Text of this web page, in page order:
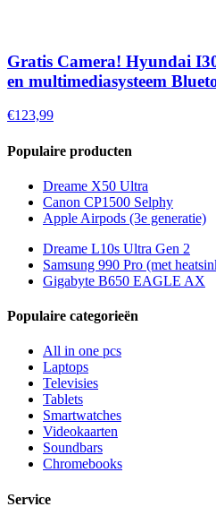
Gratis Camera! Hyundai
en multimediasysteem
€123,99
Populaire producten
Dreame X50 Ultra
Canon CP1500 Selphy
Apple Airpods (3e generatie)
Dreame L10s Ultra Gen 2
Samsung 990 Pro (met
Gigabyte B650 EAGLE AX
Populaire categorieën
All in one pcs
Laptops
Televisies
Tablets
Smartwatches
Videokaarten
Soundbars
Chromebooks
Service